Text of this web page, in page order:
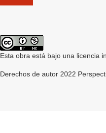
Esta obra está bajo una licencia
Derechos de autor 2022